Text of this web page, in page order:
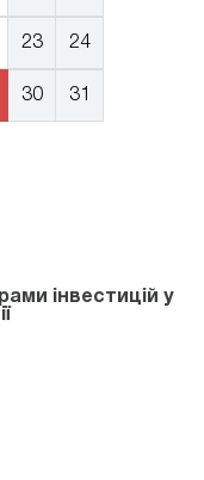
23 24
30 31
інвестицій у